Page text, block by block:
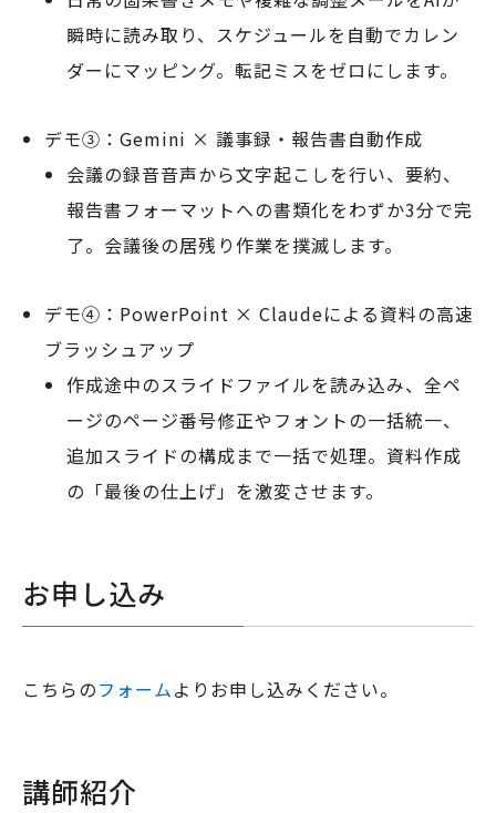
瞬時に読み取り、スケジュールを自動でカレン
ダーにマッピング。転記ミスをゼロにします。
デモ③：Gemini × 議事録・報告書自動作成
会議の録音音声から文字起こしを行い、要約、
報告書フォーマットへの書類化をわずか3分で完
了。会議後の居残り作業を撲滅します。
デモ④：PowerPoint × Claudeによる資料の高速
ブラッシュアップ
作成途中のスライドファイルを読み込み、全ペ
ージのページ番号修正やフォントの一括統一、
追加スライドの構成まで一括で処理。資料作成
の「最後の仕上げ」を激変させます。
お申し込み
こちらのフォームよりお申し込みください。
講師紹介